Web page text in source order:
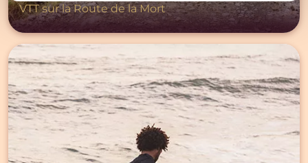
VTT sur la Route de la Mort